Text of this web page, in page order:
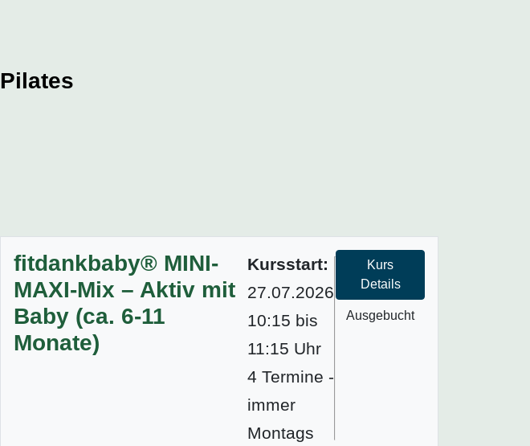
Pilates
fitdankbaby® MINI-
MAXI-Mix – Aktiv mit
Baby (ca. 6-11
Monate)
Kursstart:
27.07.2026
10:15 bis
11:15 Uhr
4 Termine -
immer
Montags
Kurs
Details
Ausgebucht